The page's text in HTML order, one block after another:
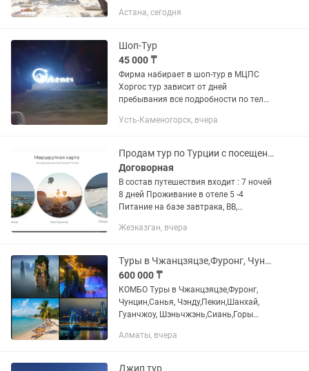
надежно, выгодно, удобно!
Астана, сегодня
Шоп-Тур
45 000 ₸
Фирма набирает в шоп-тур в МЦПС
Хоргос тур зависит от дней
пребывания все подробности по тел
Усть-Каменогорск, вчера
Продам тур по Турции с посещением 3 городов.
Договорная
В состав путешествия входит : 7 ночей
8 дней Проживание в отеле 5 -4
Питание на базе завтрака, ВВ,
историческим и современным частям
Жезказган, вчера
Туры в Чжанцзяцзе,Фуронг, Чунцин,Санья, Чэнду,Пекин,Шанхай, Гуанчжоу
600 000 ₸
КОМБО Туры в Чжанцзяцзе,Фуронг,
Чунцин,Санья, Чэнду,Пекин,Шанхай,
Гуанчжоу, Шэньчжэнь,Сиань,Горы
Терракотовая армия. 9️⃣дневный тур в
Алматы, вчера
Джип тур